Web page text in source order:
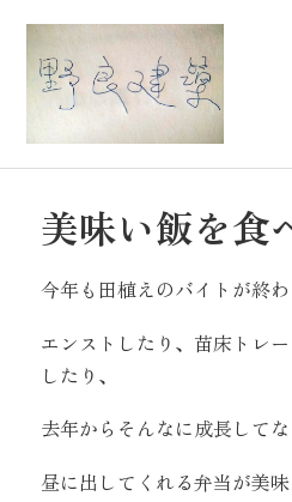
美味い飯を食
今年も田植えのバイトが終わ
エンストしたり、苗床トレ
したり、
去年からそんなに成長してな
昼に出してくれる弁当が美味